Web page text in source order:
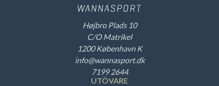
Højbro Plads 10
C/O Matrikel
1200 København K
info@wannasport.dk
7199 2644
UTÖVARE